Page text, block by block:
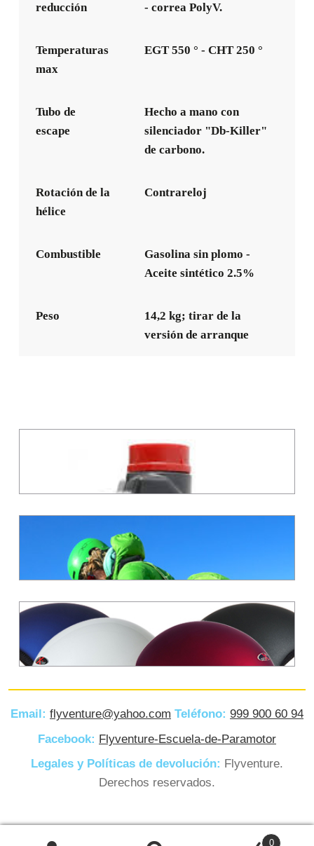
reducción
- correa PolyV.
Temperaturas
max
EGT 550 ° - CHT 250 °
Tubo de
escape
Hecho a mano con
silenciador "Db-Killer"
de carbono.
Rotación de la
hélice
Contrareloj
Combustible
Gasolina sin plomo -
Aceite sintético 2.5%
Peso
14,2 kg; tirar de la
versión de arranque
ACEITE SINTÉTICO MOTUL
710
Email: flyventure@yahoo.com Teléfono: 999 900 60 94
Facebook: Flyventure-Escuela-de-Paramotor
Legales y Políticas de devolución: Flyventure.
Derechos reservados.
0